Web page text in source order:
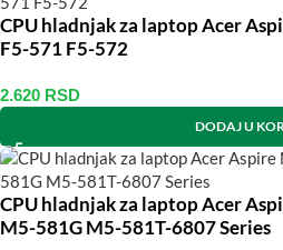
CPU hladnjak za laptop Acer
F5-571 F5-572
2.620 RSD
DODAJ U
CPU hladnjak za laptop Acer
M5-581G M5-581T-6807 Series